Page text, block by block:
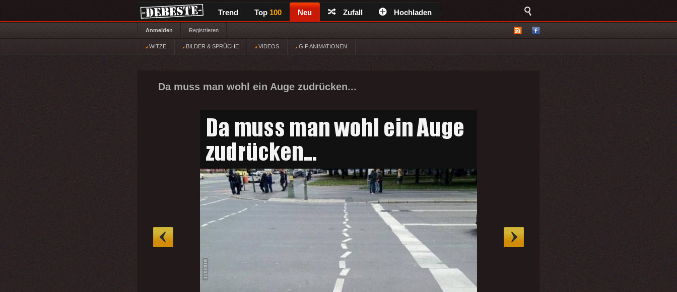
Trend Top 100 Neu Zufall Hochladen
Anmelden Registrieren
WITZE BILDER & SPRÜCHE VIDEOS GIF ANIMATIONEN
Da muss man wohl ein Auge zudrücken...